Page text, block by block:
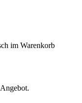
im Warenkorb